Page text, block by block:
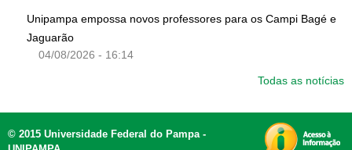
Unipampa empossa novos professores para os Campi Bagé e
Jaguarão
04/08/2026 - 16:14
Todas as notícias
© 2015 Universidade Federal do Pampa -